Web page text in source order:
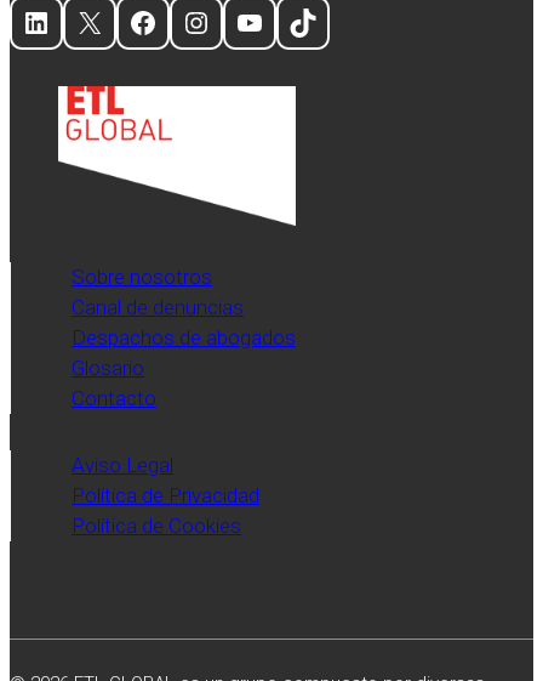
LinkedIn
X Facebook
Instagram
YouTube
TikTok
Sobre nosotros
Canal de denuncias
Despachos de abogados
Glosario
Contacto
Aviso Legal
Política de Privacidad
Política de Cookies